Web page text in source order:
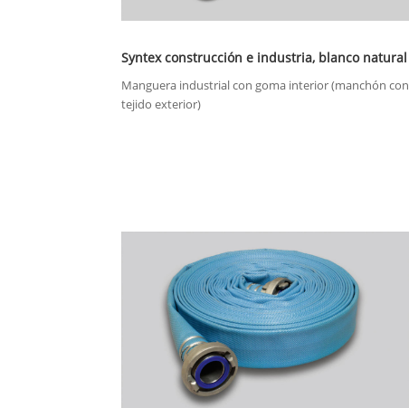
Syntex construcción e industria, blanco natural
Manguera industrial con goma interior (manchón con
tejido exterior)